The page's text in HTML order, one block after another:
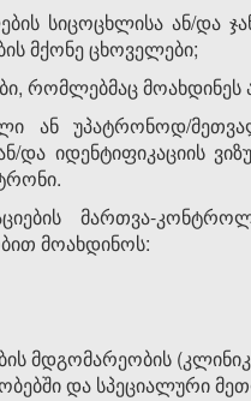
სიცოცხლისა ან/და
მქონე ცხოველები;
რომლებმაც
ან უპატრონოდ/
და იდენტიფიკაციის
მართვა-
მოახდინოს:
მდგომარეობის
და სპეციალური